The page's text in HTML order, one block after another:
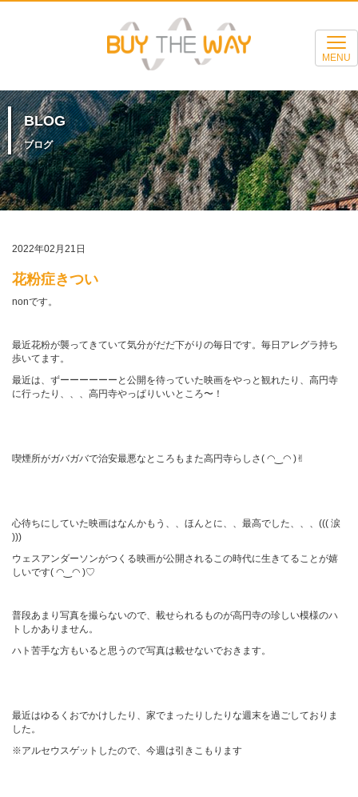
MENU
BLOG
ブログ
2022年02月21日
花粉症きつい
nonです。
最近花粉が襲ってきていて気分がだだ下がりの毎日です。毎日アレグラ持ち
歩いてます。
最近は、ずーーーーーーと公開を待っていた映画をやっと観れたり、高円寺
に行ったり、、、高円寺やっぱりいいところ〜！
喫煙所がガバガバで治安最悪なところもまた高円寺らしさ( ◠‿◠ )✌︎
心待ちにしていた映画はなんかもう、、ほんとに、、最高でした、、、((( 涙
)))
ウェスアンダーソンがつくる映画が公開されるこの時代に生きてることが嬉
しいです( ◠‿◠ )♡
普段あまり写真を撮らないので、載せられるものが高円寺の珍しい模様のハ
トしかありません。
ハト苦手な方もいると思うので写真は載せないでおきます。
最近はゆるくおでかけしたり、家でまったりしたりな週末を過ごしておりま
した。
※アルセウスゲットしたので、今週は引きこもります